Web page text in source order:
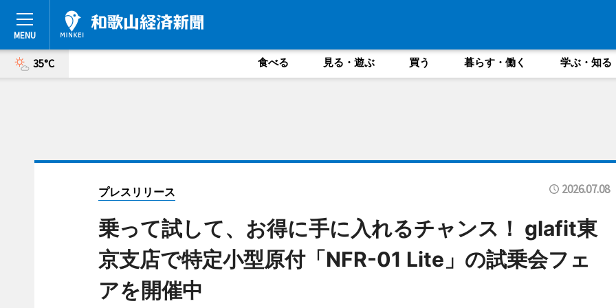
35°C 食べる 見る・遊ぶ 買う 暮らす・働く 学ぶ・知る
プレスリリース 2026.07.08
乗って試して、お得に手に入れるチャンス！ glafit東
京支店で特定小型原付「NFR-01 Lite」の試乗会フェ
アを開催中